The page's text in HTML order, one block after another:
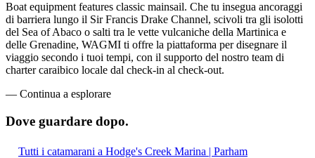
Boat equipment features classic mainsail. Che tu insegua ancoraggi
di barriera lungo il Sir Francis Drake Channel, scivoli tra gli isolotti
del Sea of Abaco o salti tra le vette vulcaniche della Martinica e
delle Grenadine, WAGMI ti offre la piattaforma per disegnare il
viaggio secondo i tuoi tempi, con il supporto del nostro team di
charter caraibico locale dal check-in al check-out.
— Continua a esplorare
Dove guardare dopo.
Tutti i catamarani a Hodge's Creek Marina | Parham